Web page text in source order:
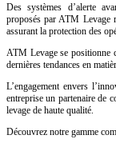
Des systèmes d’alerte
proposés par ATM Levage
assurant la protection des
ATM Levage se positionne
dernières tendances en
L’engagement envers
entreprise un partenaire de
levage de haute qualité.
Découvrez notre gamme